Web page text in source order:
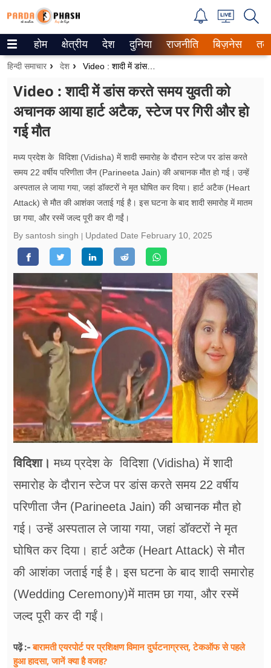
Trending on Google News
वेब स्टोरीज
उत्तर प्रदेश
गैलरी
वीडियो
रिलेशनशिप
जीवन मंत्रा
फूड
सेहत
ब्‍यूटी
अन्य खबरें
होम क्षेत्रीय देश दुनिया राजनीति बिज़नेस
हिन्दी समाचार देश Video : शादी में डांस करते समय युवती को अचानक आया हार्ट अटैक, स्टेज पर गिरी और हो गई मौत
Video : शादी में डांस करते समय युवती को
अचानक आया हार्ट अटैक, स्टेज पर गिरी और हो
गई मौत
मध्य प्रदेश के विदिशा (Vidisha) में शादी समारोह के दौरान स्टेज पर डांस करते
समय 22 वर्षीय परिणीता जैन (Parineeta Jain) की अचानक मौत हो गई। उन्हें
अस्पताल ले जाया गया, जहां डॉक्टरों ने मृत घोषित कर दिया। हार्ट अटैक (Heart
Attack) से मौत की आशंका जताई गई है। इस घटना के बाद शादी समारोह में मातम
छा गया, और रस्में जल्द पूरी कर दी गईं।
By santosh singh
Updated Date February 10, 2025
विदिशा। मध्य प्रदेश के विदिशा (Vidisha) में शादी
समारोह के दौरान स्टेज पर डांस करते समय 22 वर्षीय
परिणीता जैन (Parineeta Jain) की अचानक मौत हो
गई। उन्हें अस्पताल ले जाया गया, जहां डॉक्टरों ने मृत
घोषित कर दिया। हार्ट अटैक (Heart Attack) से मौत
की आशंका जताई गई है। इस घटना के बाद शादी समारोह
(Wedding Ceremony)में मातम छा गया, और रस्में
जल्द पूरी कर दी गईं।
पढ़ें :-बारामती एयरपोर्ट पर प्रशिक्षण विमान दुर्घटनाग्रस्त, टेकऑफ से पहले
हुआ हादसा, जानें क्या है वजह?